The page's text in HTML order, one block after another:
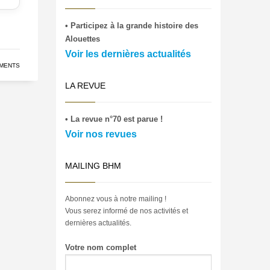
• Participez à la grande histoire des
Alouettes
Voir les dernières actualités
LA REVUE
• La revue n°70 est parue !
Voir nos revues
MAILING BHM
Abonnez vous à notre mailing !
Vous serez informé de nos activités et
dernières actualités.
Votre nom complet